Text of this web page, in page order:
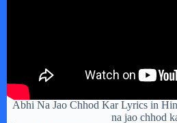
Abhi Na Jao Chhod Kar Lyrics in
na jao chhod